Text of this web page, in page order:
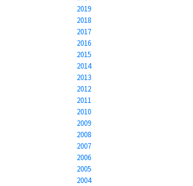
2019
2018
2017
2016
2015
2014
2013
2012
2011
2010
2009
2008
2007
2006
2005
2004